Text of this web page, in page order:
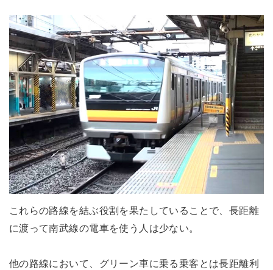
これらの路線を結ぶ役割を果たしていることで、長距離
に渡って南武線の電車を使う人は少ない。
他の路線において、グリーン車に乗る乗客とは長距離利